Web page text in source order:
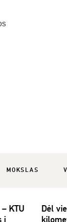
MOKSLAS
KTU
į
Dėl